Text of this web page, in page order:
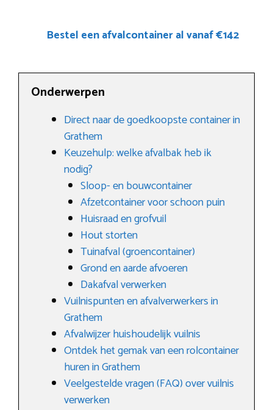
Bestel een afvalcontainer al vanaf €142
Onderwerpen
Direct naar de goedkoopste container in
Grathem
Keuzehulp: welke afvalbak heb ik
nodig?
Sloop- en bouwcontainer
Afzetcontainer voor schoon puin
Huisraad en grofvuil
Hout storten
Tuinafval (groencontainer)
Grond en aarde afvoeren
Dakafval verwerken
Vuilnispunten en afvalverwerkers in
Grathem
Afvalwijzer huishoudelijk vuilnis
Ontdek het gemak van een rolcontainer
huren in Grathem
Veelgestelde vragen (FAQ) over vuilnis
verwerken